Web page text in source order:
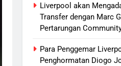
Liverpool akan
Transfer dengan Marc
Pertarungan
Para Penggemar
Penghormatan Diogo